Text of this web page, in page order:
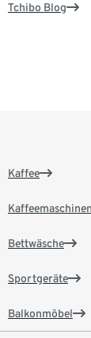
Tchibo Blog
Kaffee
Kaffeemaschinen
Bettwäsche
Sportgeräte
Balkonmöbel